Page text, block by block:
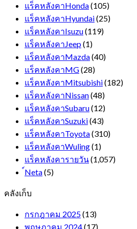
แร็คหลังคาHonda(105)
แร็คหลังคาHyundai(25)
แร็คหลังคาIsuzu(119)
แร็คหลังคาJeep(1)
แร็คหลังคาMazda(40)
แร็คหลังคาMG(28)
แร็คหลังคาMitsubishi(182)
แร็คหลังคาNissan(48)
แร็คหลังคาSubaru(12)
แร็คหลังคาSuzuki(43)
แร็คหลังคาToyota(310)
แร็คหลังคาWuling(1)
แร็คหลังคารายวัน(1,057)
์Neta(5)
คลังเก็บ
กรกฎาคม 2025(13)
พฤษภาคม 2024(17)